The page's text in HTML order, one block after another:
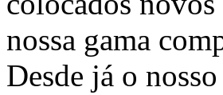
nossa gama
Desde já o